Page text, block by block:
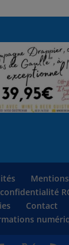
Contact